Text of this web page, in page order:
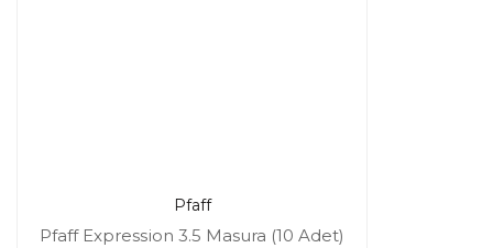
Pfaff
Pfaff Expression 3.5 Masura (10 Adet)